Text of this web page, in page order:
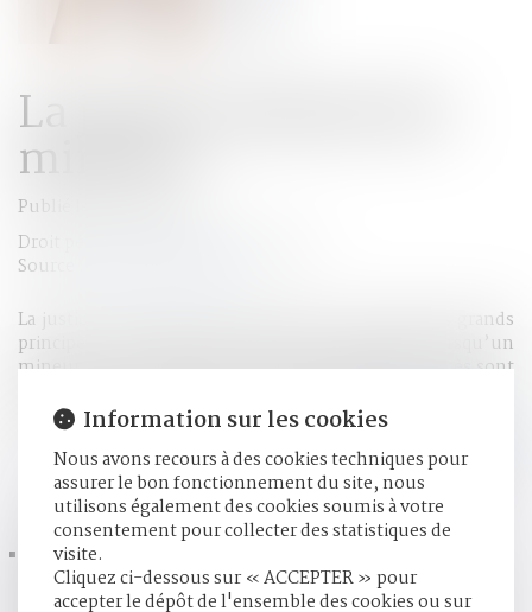
La justice pénale des
mineurs
Publié le :
Droit pénal
Source :
La justice pénale des mineurs repose sur plusieurs grands
principes. Une procédure spécifique s’applique lorsqu’un
mineur est en conflit avec la loi. Les étapes du procès sont
et les sanctions sont centrées sur l’éducation...
HISTORIQUE
Lancement d’un appel à projets : valorisation des
applications de prévention et de lutte contre les violences
faites aux femmes
Information sur les cookies
Nous avons recours à des cookies techniques pour
assurer le bon fonctionnement du site, nous
utilisons également des cookies soumis à votre
consentement pour collecter des statistiques de
visite.
Cliquez ci-dessous sur « ACCEPTER » pour
accepter le dépôt de l'ensemble des cookies ou sur